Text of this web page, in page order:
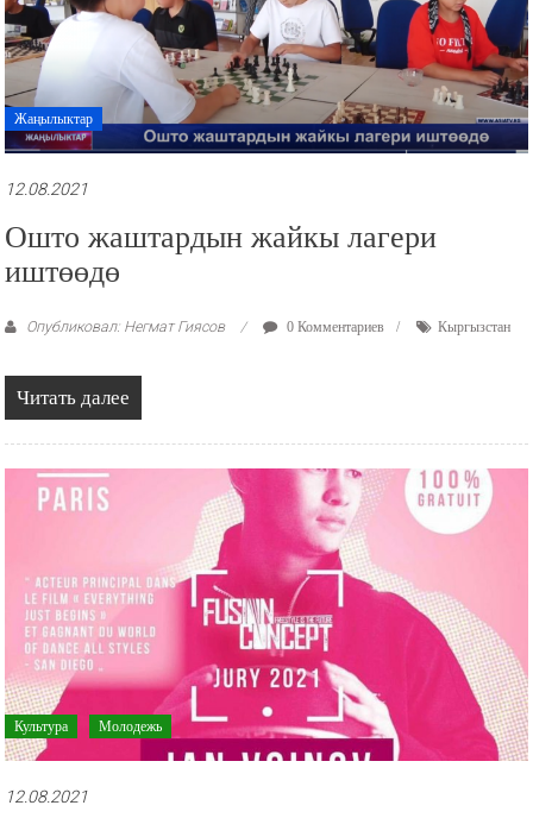
Жаңылыктар
12.08.2021
Ошто жаштардын жайкы лагери
иштөөдө
Опубликовал: Негмат Гиясов 0 Комментариев Кыргызстан
Читать далее
Культура Молодежь
12.08.2021